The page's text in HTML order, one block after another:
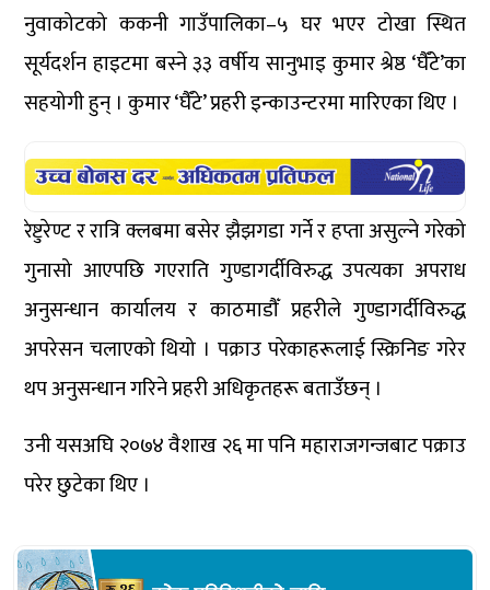
नुवाकोटको ककनी गाउँपालिका–५ घर भएर टोखा स्थित
सूर्यदर्शन हाइटमा बस्ने ३३ वर्षीय सानुभाइ कुमार श्रेष्ठ ‘घैँटे’का
सहयोगी हुन् । कुमार ‘घैँटे’ प्रहरी इन्काउन्टरमा मारिएका थिए ।
रेष्टुरेण्ट र रात्रि क्लबमा बसेर झैझगडा गर्ने र हप्ता असुल्ने गरेको
गुनासो आएपछि गएराति गुण्डागर्दीविरुद्ध उपत्यका अपराध
अनुसन्धान कार्यालय र काठमाडौँ प्रहरीले गुण्डागर्दीविरुद्ध
अपरेसन चलाएको थियो । पक्राउ परेकाहरूलाई स्क्रिनिङ गरेर
थप अनुसन्धान गरिने प्रहरी अधिकृतहरू बताउँछन् ।
उनी यसअघि २०७४ वैशाख २६ मा पनि महाराजगन्जबाट पक्राउ
परेर छुटेका थिए ।